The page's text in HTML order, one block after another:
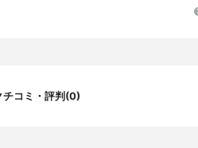
チコミ・評判(0)